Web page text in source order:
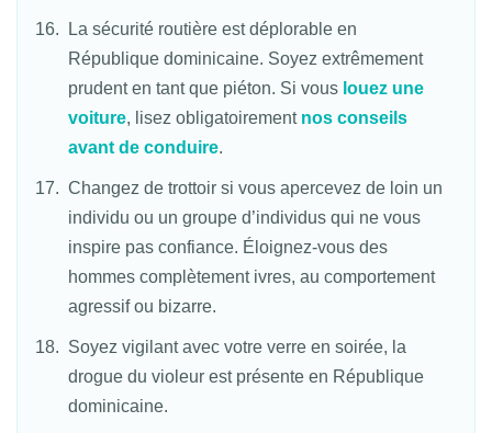
La sécurité routière est déplorable en
République dominicaine. Soyez extrêmement
prudent en tant que piéton. Si vous louez une
voiture, lisez obligatoirement nos conseils
avant de conduire.
Changez de trottoir si vous apercevez de loin un
individu ou un groupe d’individus qui ne vous
inspire pas confiance. Éloignez-vous des
hommes complètement ivres, au comportement
agressif ou bizarre.
Soyez vigilant avec votre verre en soirée, la
drogue du violeur est présente en République
dominicaine.